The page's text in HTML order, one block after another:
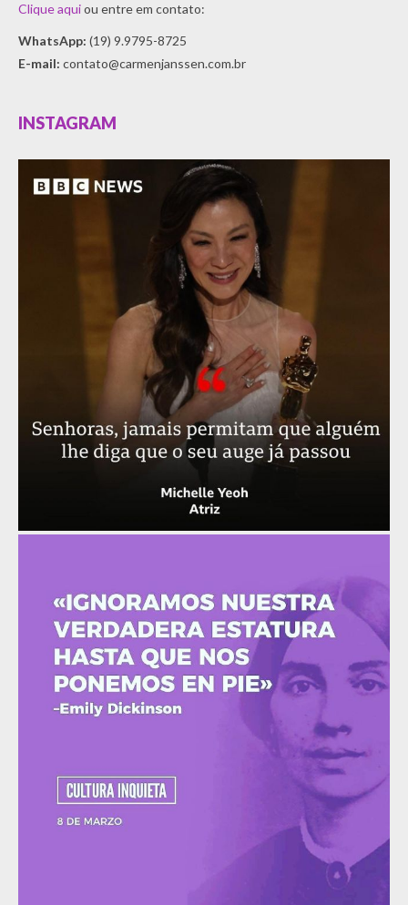
Clique aquiou entre em contato:
WhatsApp: (19) 9.9795-8725
E-mail: contato@carmenjanssen.com.br
INSTAGRAM